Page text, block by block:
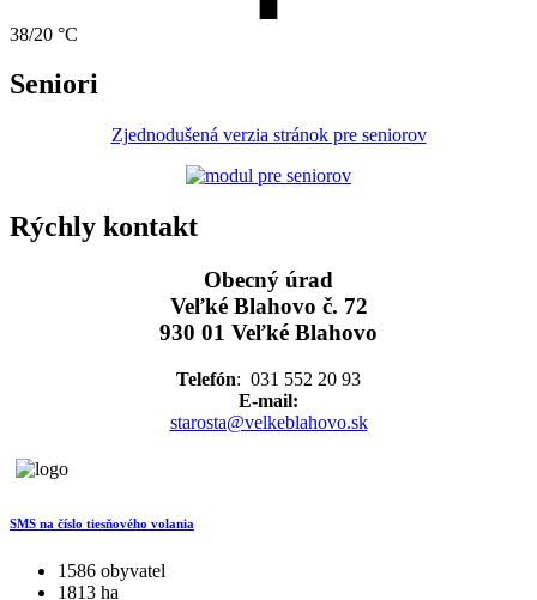
38/20 °C
Seniori
Zjednodušená verzia stránok pre seniorov
Rýchly kontakt
Obecný úrad
Veľké Blahovo č. 72
930 01 Veľké Blahovo
Telefón: 031 552 20 93
E-mail:
starosta@velkeblahovo.sk
SMS na číslo tiesňového volania
1586 obyvatel
1813 ha